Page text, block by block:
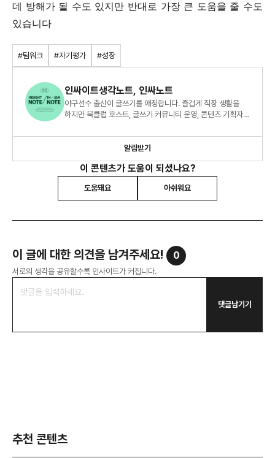
데 방해가 될 수도 있지만 반대로 가장 큰 도움을 줄 수도
있습니다
#팀워크 #자기평가 #성장
인싸이트생각노트, 인싸노트
야구선수 출신이 글쓰기를 애정합니다. 즐겁게 직장 생활을
하지만 북클럽 호스트, 글쓰기 커뮤니티 운영, 콘텐츠 기획자
알림받기
이 콘텐츠가 도움이 되셨나요?
도움돼요 아쉬워요
이 글에 대한 의견을 남겨주세요! 0
서로의 생각을 공유할수록 인사이트가 커집니다.
댓글남기기
추천 콘텐츠